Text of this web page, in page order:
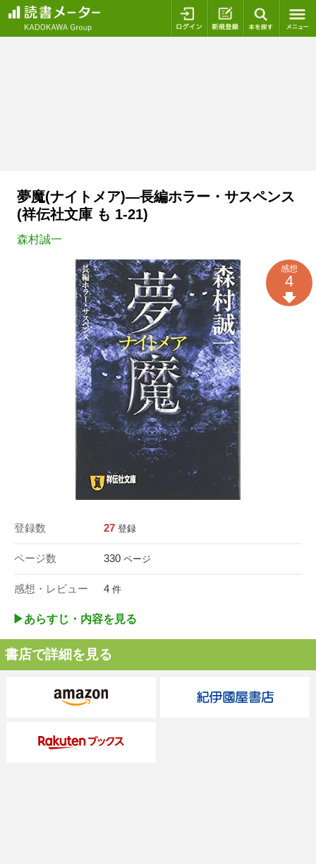
ログイン 新規登録
夢魔(ナイトメア)―長編ホラー・サスペンス
(祥伝社文庫 も 1-21)
森村誠一
登録数 27 登録
ページ数 330 ページ
感想・レビュー 4 件
感想
4
▶︎あらすじ・内容を見る
書店で詳細を見る